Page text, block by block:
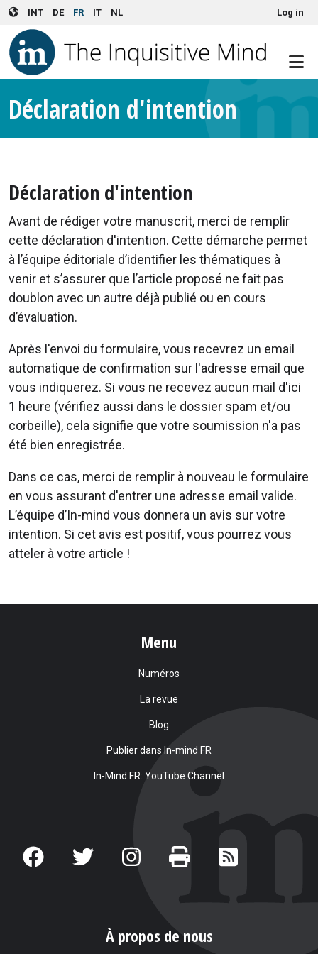
Skip to main content
INT DE FR IT NL User account menuLog in
Déclaration d'intention
Déclaration d'intention
Avant de rédiger votre manuscrit, merci de remplir
cette déclaration d'intention. Cette démarche permet
à l’équipe éditoriale d’identifier les thématiques à
venir et s’assurer que l’article proposé ne fait pas
doublon avec un autre déjà publié ou en cours
d’évaluation.
Après l'envoi du formulaire, vous recevrez un email
automatique de confirmation sur l'adresse email que
vous indiquerez. Si vous ne recevez aucun mail d'ici
1 heure (vérifiez aussi dans le dossier spam et/ou
corbeille), cela signifie que votre soumission n'a pas
été bien enregistrée.
Dans ce cas, merci de remplir à nouveau le formulaire
en vous assurant d'entrer une adresse email valide.
L’équipe d’In-mind vous donnera un avis sur votre
intention. Si cet avis est positif, vous pourrez vous
atteler à votre article !
Menu
Numéros
La revue
Blog
Publier dans In-mind FR
In-Mind FR: YouTube Channel
À propos de nous